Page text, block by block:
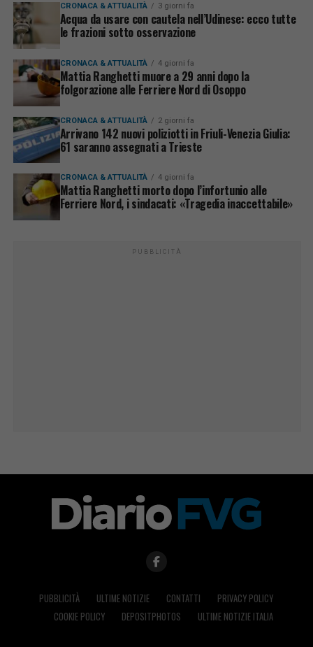
CRONACA & ATTUALITÀ 3 giorni fa
Acqua da usare con cautela nell’Udinese: ecco tutte
le frazioni sotto osservazione
CRONACA & ATTUALITÀ 4 giorni fa
Mattia Ranghetti muore a 29 anni dopo la
folgorazione alle Ferriere Nord di Osoppo
CRONACA & ATTUALITÀ 2 giorni fa
Arrivano 142 nuovi poliziotti in Friuli-Venezia Giulia:
61 saranno assegnati a Trieste
CRONACA & ATTUALITÀ 4 giorni fa
Mattia Ranghetti morto dopo l’infortunio alle
Ferriere Nord, i sindacati: «Tragedia inaccettabile»
PUBBLICITÀ
PUBBLICITÀ ULTIME NOTIZIE CONTATTI
PRIVACY POLICY
COOKIE POLICY
DEPOSITPHOTOS ULTIME NOTIZIE ITALIA